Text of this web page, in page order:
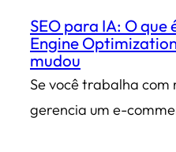
SEO para IA: O que
Engine
mudou
Se você trabalha
gerencia um e-